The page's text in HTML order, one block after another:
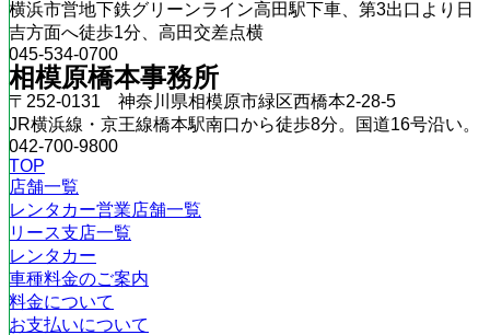
横浜市営地下鉄グリーンライン高田駅下車、第3出口より日
吉方面へ徒歩1分、高田交差点横
045-534-0700
相模原橋本事務所
〒252-0131 神奈川県相模原市緑区西橋本2-28-5
JR横浜線・京王線橋本駅南口から徒歩8分。国道16号沿い。
042-700-9800
TOP
店舗一覧
レンタカー営業店舗一覧
リース支店一覧
レンタカー
車種料金のご案内
料金について
お支払いについて